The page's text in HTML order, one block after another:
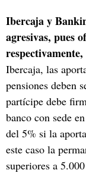
Ibercaja y
agresivas, pues
respectivamente,
Ibercaja, las
pensiones deben
partícipe debe
banco con sede
del 5% si la
este caso la
superiores a